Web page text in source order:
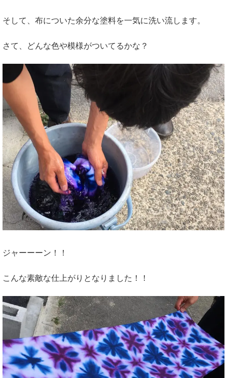
そして、布についた余分な塗料を一気に洗い流します。
さて、どんな色や模様がついてるかな？
ジャーーーン！！
こんな素敵な仕上がりとなりました！！